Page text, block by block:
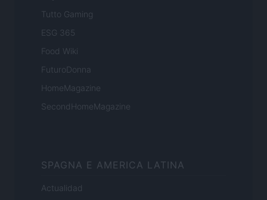
Tutto Gaming
ESG 365
Food Wiki
FuturoDonna
HomeMagazine
SecondHomeMagazine
SPAGNA E AMERICA LATINA
Actualidad